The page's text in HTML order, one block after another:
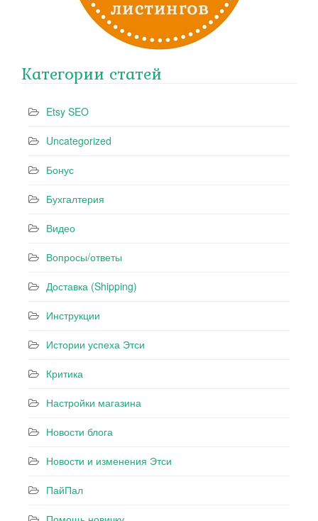
Категории статей
Etsy SEO
Uncategorized
Бонус
Бухгалтерия
Видео
Вопросы/ответы
Доставка (Shipping)
Инструкции
Истории успеха Этси
Критика
Настройки магазина
Новости блога
Новости и изменения Этси
ПайПал